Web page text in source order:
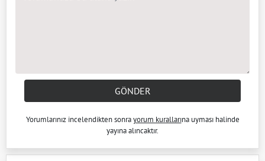
GÖNDER
Yorumlarınız incelendikten sonrayorum kurallarına uyması halinde
yayına alıncaktır.